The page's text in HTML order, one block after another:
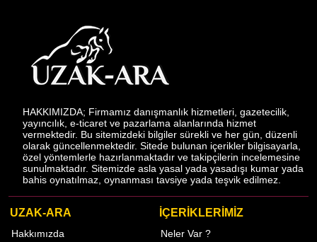
HAKKIMIZDA; Firmamız danışmanlık hizmetleri, gazetecilik,
yayıncılık, e-ticaret ve pazarlama alanlarında hizmet
vermektedir. Bu sitemizdeki bilgiler sürekli ve her gün, düzenli
olarak güncellenmektedir. Sitede bulunan içerikler bilgisayarla,
özel yöntemlerle hazırlanmaktadır ve takipçilerin incelemesine
sunulmaktadır. Sitemizde asla yasal yada yasadışı kumar yada
bahis oynatılmaz, oynanması tavsiye yada teşvik edilmez.
UZAK-ARA
Hakkımızda
İÇERİKLERİMİZ
Neler Var ?